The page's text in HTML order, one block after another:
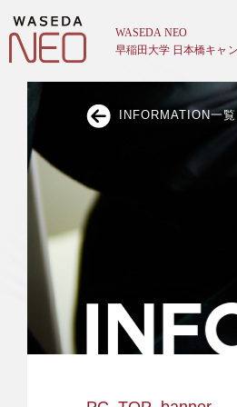
INFORMATION一覧